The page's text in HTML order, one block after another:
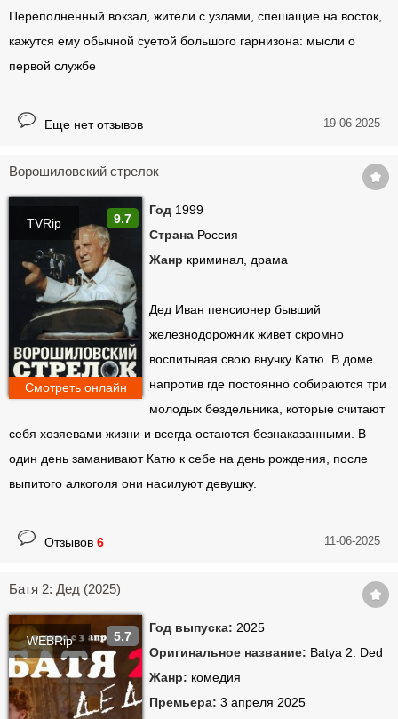
Переполненный вокзал, жители с узлами, спешащие на восток,
кажутся ему обычной суетой большого гарнизона: мысли о
первой службе
Еще нет отзывов 19-06-2025
Ворошиловский стрелок
9.7
TVRip
Год 1999
Страна Россия
Жанр криминал, драма
Дед Иван пенсионер бывший
железнодорожник живет скромно
воспитывая свою внучку Катю. В доме
напротив где постоянно собираются три
молодых бездельника, которые считают
себя хозяевами жизни и всегда остаются безнаказанными. В
один день заманивают Катю к себе на день рождения, после
выпитого алкоголя они насилуют девушку.
Смотреть онлайн
Отзывов 6 11-06-2025
Батя 2: Дед (2025)
5.7
WEBRip
Год выпуска: 2025
Оригинальное название: Batya 2. Ded
Жанр: комедия
Премьера: 3 апреля 2025